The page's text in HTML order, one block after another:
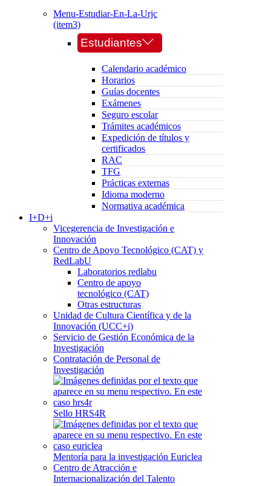
Menu-Estudiar-En-La-Urjc
(item3)
Estudiantes
Calendario académico
Horarios
Guías docentes
Exámenes
Seguro escolar
Trámites académicos
Expedición de títulos y
certificados
RAC
TFG
Prácticas externas
Idioma moderno
Normativa académica
I+D+i
Vicegerencia de Investigación e
Innovación
Centro de Apoyo Tecnológico (CAT) y
RedLabU
Laboratorios redlabu
Centro de apoyo
tecnológico (CAT)
Otras estructuras
Unidad de Cultura Científica y de la
Innovación (UCC+i)
Servicio de Gestión Económica de la
Investigación
Contratación de Personal de
Investigación
Sello HRS4R
Mentoría para la investigación Euriclea
Centro de Atracción e
Internacionalización del Talento